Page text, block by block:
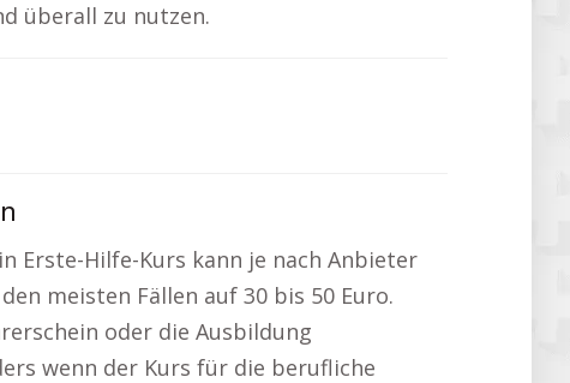
überall zu nutzen.
Erste-Hilfe-Kurs kann je nach Anbieter
meisten Fällen auf 30 bis 50 Euro.
oder die Ausbildung
wenn der Kurs für die berufliche